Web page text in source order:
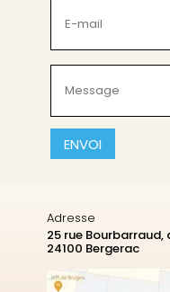
(Nécessaire)
mail
(Nécessaire)
(Nécessaire)
CAPTCHA
Adresse
25 rue Bourbarraud,
24100 Bergerac